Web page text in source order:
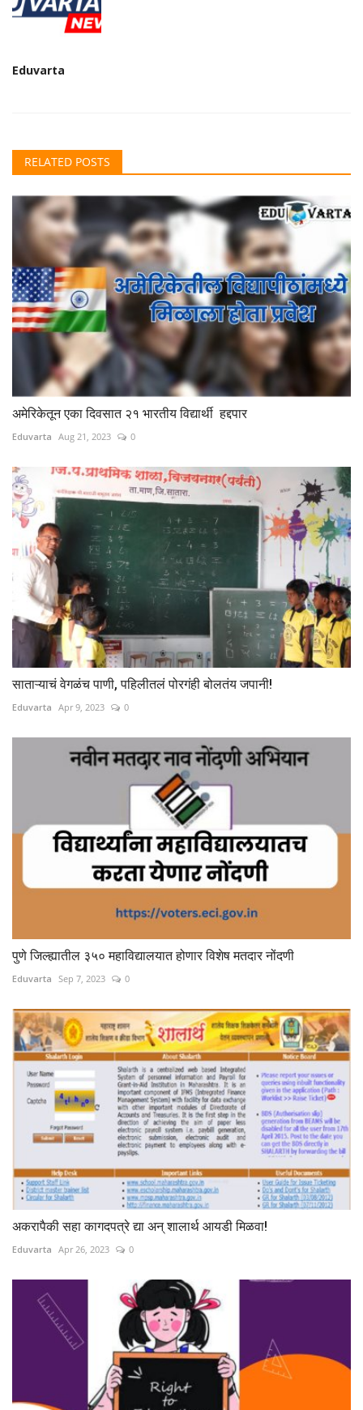
Eduvarta
RELATED POSTS
अमेरिकेतून एका दिवसात २१ भारतीय विद्यार्थी हद्दपार
Eduvarta Aug 21, 2023 0
साताऱ्याचं वेगळंच पाणी, पहिलीतलं पोरगंही बोलतंय जपानी!
Eduvarta Apr 9, 2023 0
पुणे जिल्ह्यातील ३५० महाविद्यालयात होणार विशेष मतदार नोंदणी
Eduvarta Sep 7, 2023 0
अकरापैकी सहा कागदपत्रे द्या अन् शालार्थ आयडी मिळवा!
Eduvarta Apr 26, 2023 0